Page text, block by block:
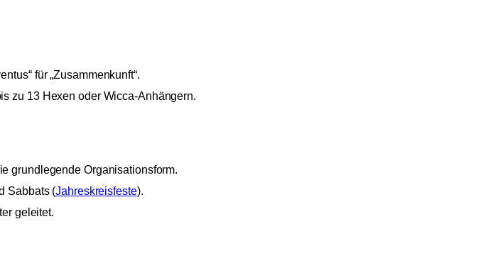
für „Zusammenkunft“.
zu 13 Hexen oder Wicca-Anhängern.
grundlegende Organisationsform.
Sabbats (Jahreskreisfeste).
geleitet.